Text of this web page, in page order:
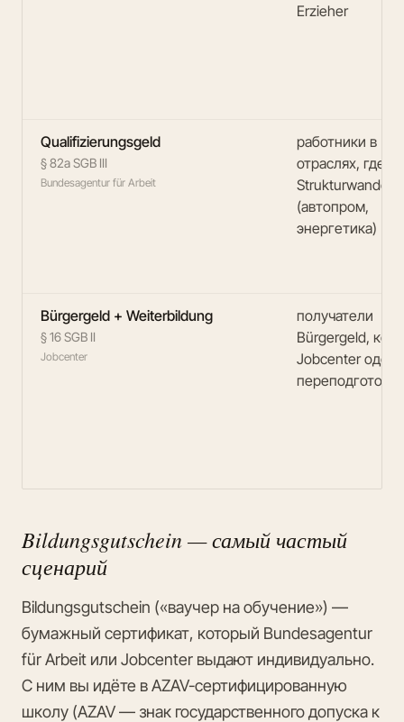
Erzieher
Qualifizierungsgeld
§ 82a SGB III
Bundesagentur für Arbeit
работники в
отраслях, где
Strukturwandel
(автопром,
энергетика)
Bürgergeld + Weiterbildung
§ 16 SGB II
Jobcenter
получатели
Bürgergeld,
Jobcenter
переподготовку
Bildungsgutschein — самый частый
сценарий
Bildungsgutschein («ваучер на обучение») —
бумажный сертификат, который Bundesagentur
für Arbeit или Jobcenter выдают индивидуально.
С ним вы идёте в AZAV-сертифицированную
школу (AZAV — знак государственного допуска к